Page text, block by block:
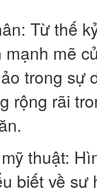
Từ thế
mạnh mẽ
trong sự
rộng rãi
thuật:
biết về